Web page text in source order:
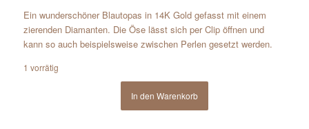
Ein wunderschöner Blautopas in 14K Gold gefasst mit einem
zierenden Diamanten. Die Öse lässt sich per Clip öffnen und
kann so auch beispielsweise zwischen Perlen gesetzt werden.
1 vorrätig
In den Warenkorb